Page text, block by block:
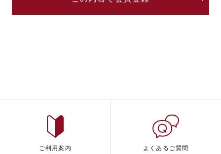
ご利用案内 よくあるご質問